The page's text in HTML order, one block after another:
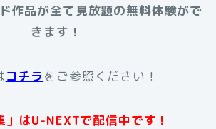
作品が全て見放題の無料体験がで
きます！
コチラをご参照ください！
」はU-NEXTで配信中です！